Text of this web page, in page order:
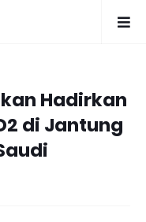
Hadirkan
di Jantung